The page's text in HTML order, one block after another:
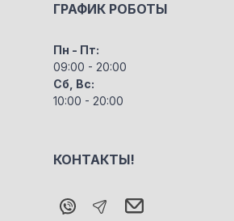
ГРАФИК РОБОТЫ
Пн - Пт:
09:00 - 20:00
Сб, Вс:
10:00 - 20:00
КОНТАКТЫ!